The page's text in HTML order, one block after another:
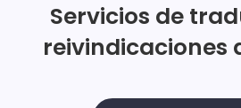
Servicios de
reivindicaciones